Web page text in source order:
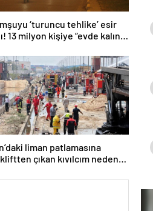
‘turuncu tehlike’ esir
13 milyon kişiye “evde kalın”
liman patlamasına
çıkan kıvılcım neden